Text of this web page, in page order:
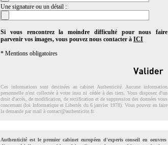
Une signature ou un détail :
Si vous rencontrez la moindre difficulté pour nous faire
parvenir vos images, vous pouvez nous contacter à ICI
* Mentions obligatoires
Ces informations sont destinées au cabinet Authenticité. Aucune information
personnelle n'est collectée à votre insu ni cédée à des tiers. Vous disposez d'un
droit d'accés, de modification, de rectification et de suppression des données vous
concernant (loi Informatique et Libertés du 6 janvier 1978). Vous pouvez en faire
la demande par mail à contact@authenticite.fr.
Authenticité est le premier cabinet européen d'experts conseil en oeuvres